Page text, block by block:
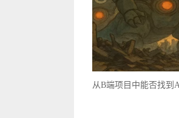
从B端项目中能否找到